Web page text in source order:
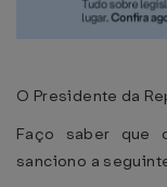
O Presidente da
Faço saber que
sanciono a